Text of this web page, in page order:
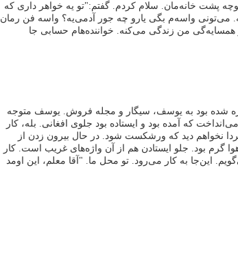
پشت خانه‌مان. سلام کردم. گفتم:"تو یه خواهر داری که
واسه‌م بگی یارو چه جور آدمی‌یه؟ واسه فن رمان
من زندگی می‌کنه. خواننده‌هام حسابی جا
شده بود به یوسف، سیگار و مجله فروش. یوسف متوجه
که آمده بود و ایستاده بود جلوی افغانی. بله، کار
نخواهم دید که ورشکست شود. در حال بیرون زدن از
بود. جلو ایستادن هم از آن واژه‌های غریب است. کار
این‌جا به کار می‌رود. تو محل ما. "آقا معلم، این اومد